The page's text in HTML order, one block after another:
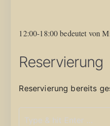
12:00-18:00 bedeutet von
Reservierung
Reservierung bereits